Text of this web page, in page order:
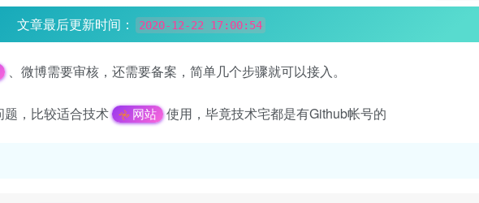
文章最后更新时间： 2020-12-22 17:00:54
、微博需要审核，还需要备案，简单几个步骤就可以接入。
，比较适合技术 网站 使用，毕竟技术宅都是有Github帐号的